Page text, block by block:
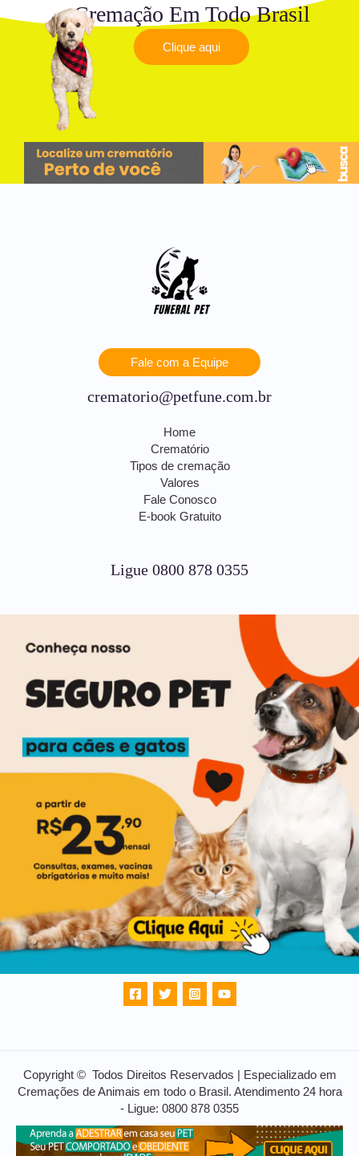
Cremação Em Todo Brasil
Clique aqui
Fale com a Equipe
crematorio@petfune.com.br
Home
Crematório
Tipos de cremação
Valores
Fale Conosco
E-book Gratuito
Ligue 0800 878 0355
Copyright © Todos Direitos Reservados | Especializado em
Cremações de Animais em todo o Brasil. Atendimento 24 hora
- Ligue: 0800 878 0355